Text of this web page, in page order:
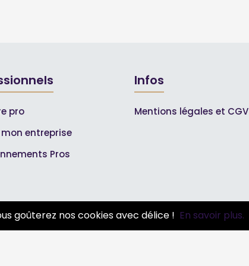
pro
entreprise
Pros
Infos
Mentions légales et CGV
goûterez nos cookies avec délice ! En savoir plus.